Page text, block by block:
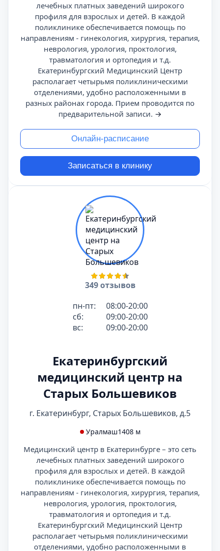
лечебных платных заведений широкого
профиля для взрослых и детей. В каждой
поликлинике обеспечивается помощь по
направлениям - гинекология, хирургия, терапия,
неврология, урология, проктология,
травматология и ортопедия и т.д.
Екатеринбургский Медицинский Центр
располагает четырьмя поликлиническими
отделениями, удобно расположенными в
разных районах города. Прием проводится по
предварительной записи. →
Онлайн-расписание
Записаться в клинику
349 отзывов
пн-пт:
08:00-20:00
сб:
09:00-20:00
вс:
09:00-20:00
Екатеринбургский
медицинский центр на
Старых Большевиков
г. Екатеринбург, Старых Большевиков, д.5
Уралмаш1408 м
Медицинский центр в Екатеринбурге – это сеть
лечебных платных заведений широкого
профиля для взрослых и детей. В каждой
поликлинике обеспечивается помощь по
направлениям - гинекология, хирургия, терапия,
неврология, урология, проктология,
травматология и ортопедия и т.д.
Екатеринбургский Медицинский Центр
располагает четырьмя поликлиническими
отделениями, удобно расположенными в